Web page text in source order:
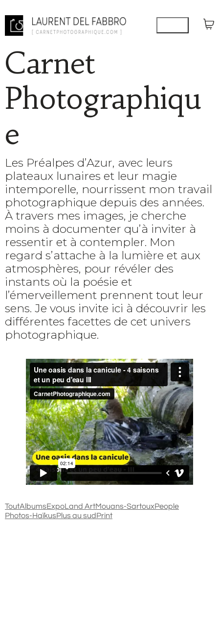
Carnet
Photographiqu
e
Les Préalpes d’Azur, avec leurs
plateaux lunaires et leur magie
intemporelle, nourrissent mon travail
photographique depuis des années.
À travers mes images, je cherche
moins à documenter qu’à inviter à
ressentir et à contempler. Mon
regard s’attache à la lumière et aux
atmosphères, pour révéler des
instants où la poésie et
l’émerveillement prennent tout leur
sens. Je vous invite ici à découvrir les
différentes facettes de cet univers
photographique.
ToutAlbumsExpoLand ArtMouans-SartouxPeople
Photos-HaïkusPlus au sudPrint